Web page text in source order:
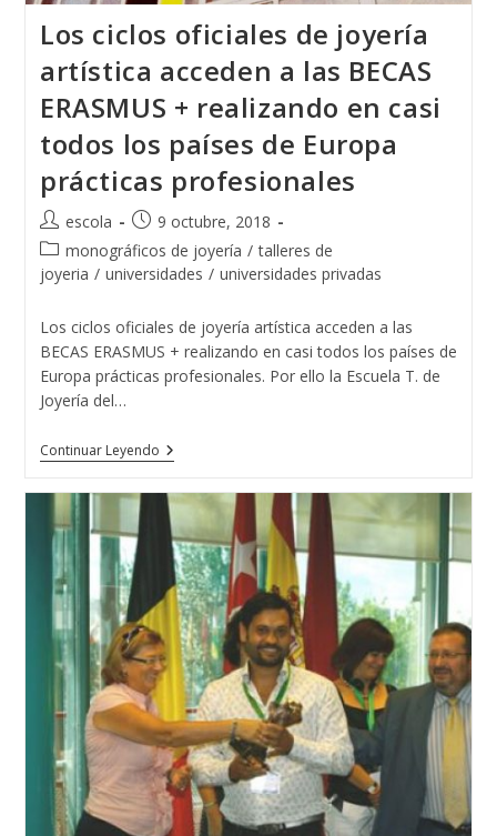
Los ciclos oficiales de joyería
artística acceden a las BECAS
ERASMUS + realizando en casi
todos los países de Europa
prácticas profesionales
Autor
de
la
entrada:
escola
Publicación
de
la
9 octubre, 2018
Categoría
de
entrada:
monográficos de joyería / talleres de
joyeria / universidades / universidades privadas
Los ciclos oficiales de joyería artística acceden a las
BECAS ERASMUS + realizando en casi todos los países de
Europa prácticas profesionales. Por ello la Escuela T. de
Joyería del…
Continuar LeyendoLos
Ciclos
De
Joyería
Artística
Acceden
Las
BECAS
ERASMUS
+
Realizando
En
Casi
Todos
Los
Países
De
Europa
Prácticas
Profesionales